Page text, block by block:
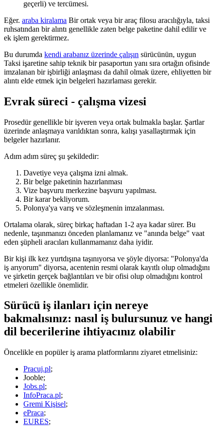
geçerli) ve tercümesi.
Eğer. araba kiralama Bir ortak veya bir araç filosu aracılığıyla, taksi
ruhsatından bir alıntı genellikle zaten belge paketine dahil edilir ve
ek işlem gerektirmez.
Bu durumda kendi arabanız üzerinde çalışın sürücünün, uygun
Taksi işaretine sahip teknik bir pasaportun yanı sıra ortağın ofisinde
imzalanan bir işbirliği anlaşması da dahil olmak üzere, ehliyetten bir
alıntı elde etmek için belgeleri hazırlaması gerekir.
Evrak süreci - çalışma vizesi
Prosedür genellikle bir işveren veya ortak bulmakla başlar. Şartlar
üzerinde anlaşmaya varıldıktan sonra, kalışı yasallaştırmak için
belgeler hazırlanır.
Adım adım süreç şu şekildedir:
Davetiye veya çalışma izni almak.
Bir belge paketinin hazırlanması
Vize başvuru merkezine başvuru yapılması.
Bir karar bekliyorum.
Polonya'ya varış ve sözleşmenin imzalanması.
Ortalama olarak, süreç birkaç haftadan 1-2 aya kadar sürer. Bu
nedenle, taşınmanızı önceden planlamanız ve "anında belge" vaat
eden şüpheli aracıları kullanmamanız daha iyidir.
Bir kişi ilk kez yurtdışına taşınıyorsa ve şöyle diyorsa: "Polonya'da
iş arıyorum" diyorsa, acentenin resmi olarak kayıtlı olup olmadığını
ve şirketin gerçek bağlantıları ve bir ofisi olup olmadığını kontrol
etmeleri özellikle önemlidir.
Sürücü iş ilanları için nereye
bakmalısınız: nasıl iş bulursunuz ve hangi
dil becerilerine ihtiyacınız olabilir
Öncelikle en popüler iş arama platformlarını ziyaret etmelisiniz:
Pracuj.pl;
Jooble;
Jobs.pl;
InfoPraca.pl;
Gremi Kişisel;
ePraca;
EURES;